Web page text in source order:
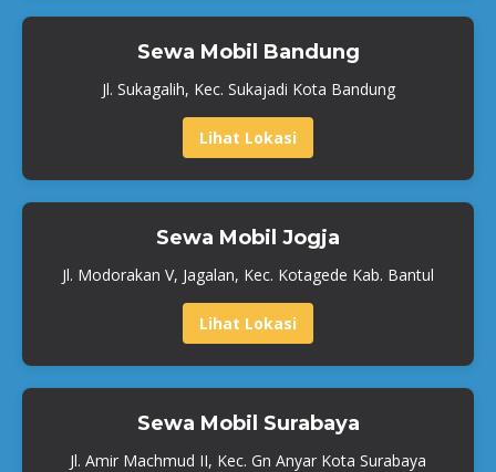
Sewa Mobil Bandung
Jl. Sukagalih, Kec. Sukajadi Kota Bandung
Lihat Lokasi
Sewa Mobil Jogja
Jl. Modorakan V, Jagalan, Kec. Kotagede Kab. Bantul
Lihat Lokasi
Sewa Mobil Surabaya
Jl. Amir Machmud II, Kec. Gn Anyar Kota Surabaya